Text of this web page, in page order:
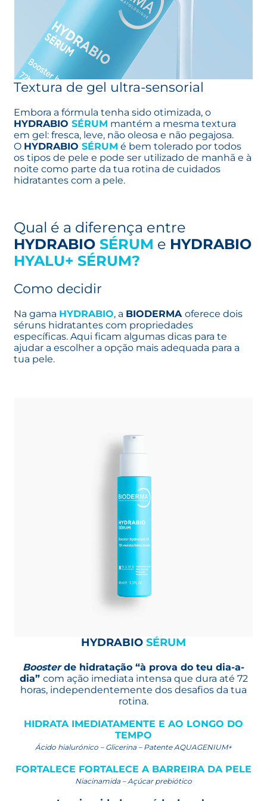
Textura de gel ultra-sensorial
Embora a fórmula tenha sido otimizada, o
HYDRABIO SÉRUM mantém a mesma textura
em gel: fresca, leve, não oleosa e não pegajosa.
O HYDRABIO SÉRUM é bem tolerado por todos
os tipos de pele e pode ser utilizado de manhã e à
noite como parte da tua rotina de cuidados
hidratantes com a pele.
Qual é a diferença entre
HYDRABIO SÉRUM e HYDRABIO
HYALU+ SÉRUM?
Como decidir
Na gama HYDRABIO, a BIODERMA oferece dois
séruns hidratantes com propriedades
específicas. Aqui ficam algumas dicas para te
ajudar a escolher a opção mais adequada para a
tua pele.
HYDRABIO SÉRUM
Boosterde hidratação “à prova do teu dia-a-
dia” com ação imediata intensa que dura até 72
horas, independentemente dos desafios da tua
rotina.
HIDRATA IMEDIATAMENTE E AO LONGO DO
TEMPO
Ácido hialurónico – Glicerina – Patente AQUAGENIUM+
FORTALECE FORTALECE A BARREIRA DA PELE
Niacinamida – Açúcar prebiótico